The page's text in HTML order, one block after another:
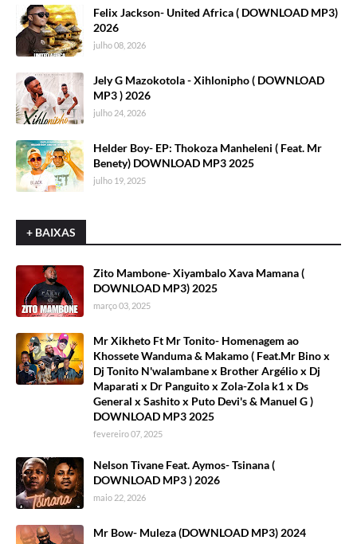
Felix Jackson- United Africa ( DOWNLOAD MP3)
2026
julho 08, 2026
Jely G Mazokotola - Xihlonipho ( DOWNLOAD
MP3 ) 2026
julho 24, 2026
Helder Boy- EP: Thokoza Manheleni ( Feat. Mr
Benety) DOWNLOAD MP3 2025
julho 19, 2025
+ BAIXAS
Zito Mambone- Xiyambalo Xava Mamana (
DOWNLOAD MP3) 2025
março 03, 2025
Mr Xikheto Ft Mr Tonito- Homenagem ao
Khossete Wanduma & Makamo ( Feat.Mr Bino x
Dj Tonito N'walambane x Brother Argélio x Dj
Maparati x Dr Panguito x Zola-Zola k1 x Ds
General x Sashito x Puto Devi's & Manuel G )
DOWNLOAD MP3 2025
fevereiro 07, 2025
Nelson Tivane Feat. Aymos- Tsinana (
DOWNLOAD MP3 ) 2026
maio 22, 2026
Mr Bow- Muleza (DOWNLOAD MP3) 2024